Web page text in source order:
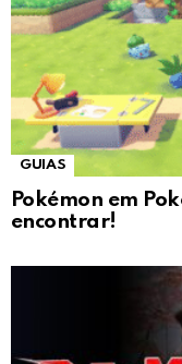
GUIAS
Pokémon em
encontrar!